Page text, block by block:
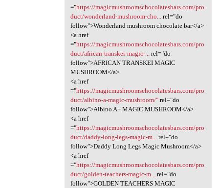
="https://magicmushroomschocolatesbars.com/pro
duct/wonderland-mushroom-cho...
rel="do
follow">Wonderland mushroom chocolate bar</a>
<a href
="https://magicmushroomschocolatesbars.com/pro
duct/african-transkei-magic-...
rel="do
follow">AFRICAN TRANSKEI MAGIC
MUSHROOM</a>
<a href
="https://magicmushroomschocolatesbars.com/pro
duct/albino-a-magic-mushroom/"rel="do
follow">Albino A+ MAGIC MUSHROOM</a>
<a href
="https://magicmushroomschocolatesbars.com/pro
duct/daddy-long-legs-magic-m...
rel="do
follow">Daddy Long Legs Magic Mushroom</a>
<a href
="https://magicmushroomschocolatesbars.com/pro
duct/golden-teachers-magic-m...
rel="do
follow">GOLDEN TEACHERS MAGIC